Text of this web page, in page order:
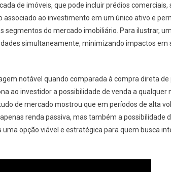
de imóveis, que pode incluir prédios
associado ao investimento em um único ativo e
do mercado imobiliário. Para ilustrar,
simultaneamente, minimizando impactos em
notável quando comparada à compra direta
ao investidor a possibilidade de venda a
de mercado mostrou que em períodos de alta
renda passiva, mas também a possibilidade
opção viável e estratégica para quem busca